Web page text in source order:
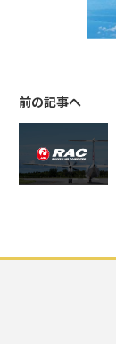
前の記事へ